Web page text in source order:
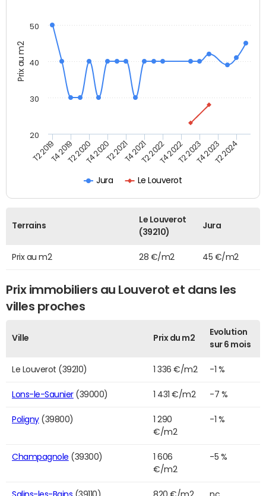
Prix au m2
Jura Le Louverot
T2 2019T4 2019T2 2020T4 2020T2 2021T4 2021T2 2022T4 2022T2 2023T4 2023T2 2024
20
30
40
50
Terrains
Le Louverot
(39210)
Jura
Prix au m2 28 €/m2 45 €/m2
Prix immobiliers au Louverot et dans les
villes proches
Ville Prix du m2
Evolution
sur 6 mois
Le Louverot (39210) 1 336 €/m2 -1 %
Lons-le-Saunier(39000) 1 431 €/m2 -7 %
Poligny(39800)
1 290
€/m2
-1 %
Champagnole (39300)
1 606
€/m2
-5 %
Salins-les-Bains (39110) 820 €/m2 nc